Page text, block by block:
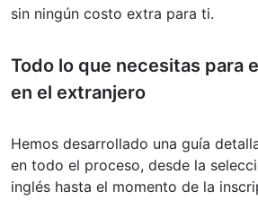
sin ningún costo extra para ti.
Todo lo que necesitas para
en el extranjero
Hemos desarrollado una guía
en todo el proceso, desde la
inglés hasta el momento de la